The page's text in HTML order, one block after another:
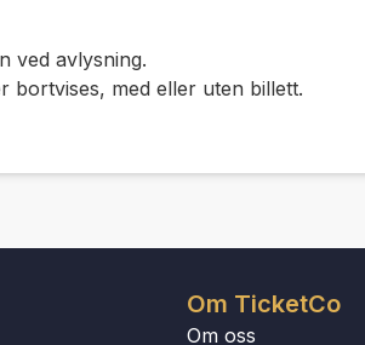
ved avlysning.
bortvises, med eller uten billett.
Om TicketCo
Om oss